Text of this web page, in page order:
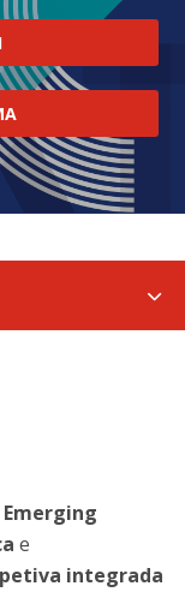
Emerging
e
integrada